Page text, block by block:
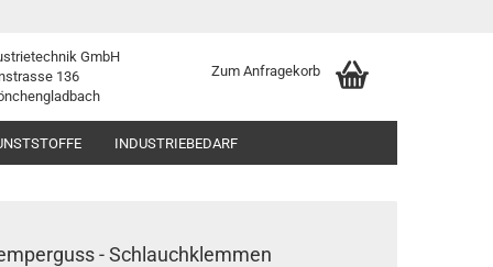
GmbH
136
Zum Anfragekorb
INDUSTRIEBEDARF
- Schlauchklemmen